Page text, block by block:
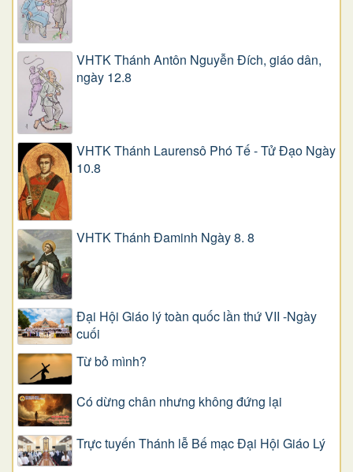
VHTK Thánh Antôn Nguyễn Ðích, giáo dân,
ngày 12.8
VHTK Thánh Laurensô Phó Tế - Tử Đạo Ngày
10.8
VHTK Thánh Đaminh Ngày 8. 8
Đại Hội Giáo lý toàn quốc lần thứ VII -Ngày
cuối
Từ bỏ mình?
Có dừng chân nhưng không đứng lại
Trực tuyến Thánh lễ Bế mạc Đại Hội Giáo Lý